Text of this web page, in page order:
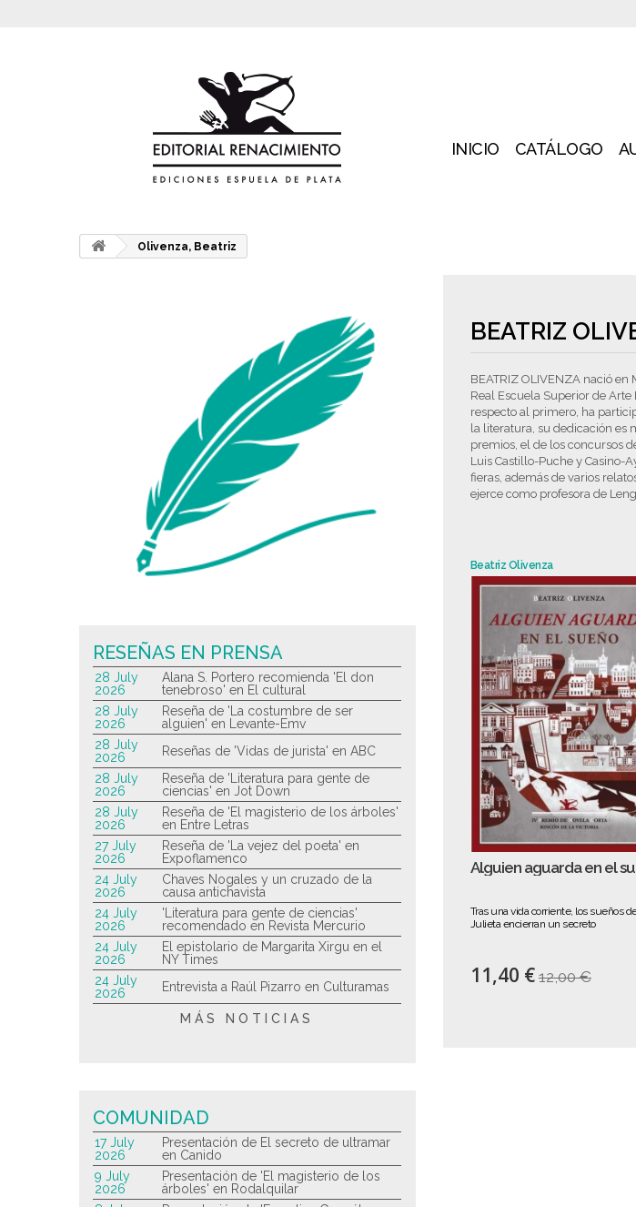
INICIO CATÁLOGO
Olivenza, Beatriz
BEATRIZ
BEATRIZ OLIVENZA nació
Real Escuela Superior de
respecto al primero, ha
la literatura, su dedicación es
premios, el de los concursos
Luis Castillo-Puche y Casino-
fieras, además de varios
ejerce como profesora de
Beatriz Olivenza
Alguien aguarda en el
Tras una vida corriente, los sueños
Julieta encierran un secreto
11,40 € 12,00 €
RESEÑAS EN PRENSA
28 July
2026
Alana S. Portero recomienda 'El don
tenebroso' en El cultural
28 July
2026
Reseña de 'La costumbre de ser
alguien' en Levante-Emv
28 July
2026
Reseñas de 'Vidas de jurista' en ABC
28 July
2026
Reseña de 'Literatura para gente de
ciencias' en Jot Down
28 July
2026
Reseña de 'El magisterio de los árboles'
en Entre Letras
27 July
2026
Reseña de 'La vejez del poeta' en
Expoflamenco
24 July
2026
Chaves Nogales y un cruzado de la
causa antichavista
24 July
2026
'Literatura para gente de ciencias'
recomendado en Revista Mercurio
24 July
2026
El epistolario de Margarita Xirgu en el
NY Times
24 July
2026
Entrevista a Raúl Pizarro en Culturamas
MÁS NOTICIAS
COMUNIDAD
17 July
2026
Presentación de El secreto de ultramar
en Canido
9 July
2026
Presentación de 'El magisterio de los
árboles' en Rodalquilar